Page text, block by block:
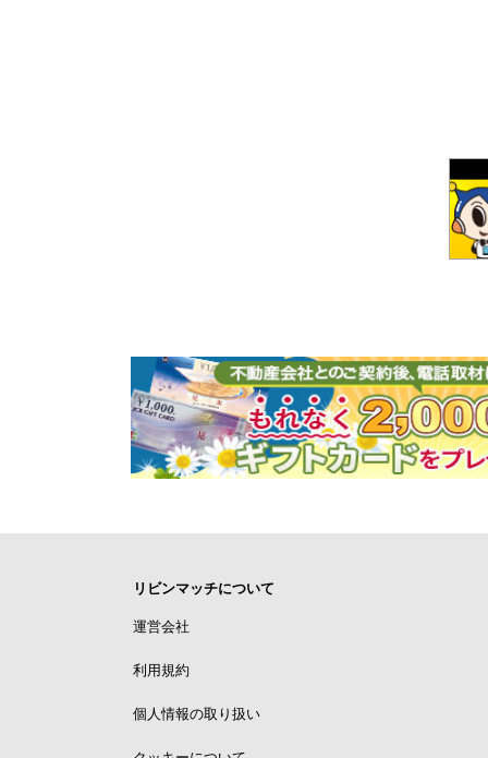
リビンマッチについて
運営会社
利用規約
個人情報の取り扱い